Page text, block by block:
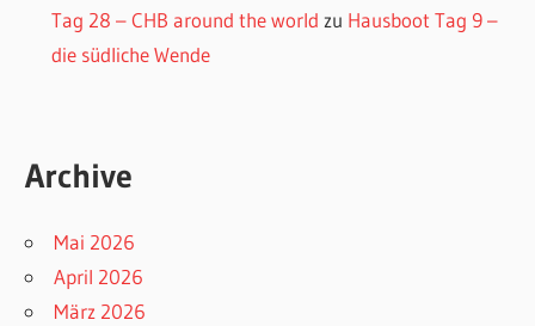
Tag 28 – CHB around the world zu Hausboot Tag 9 –
die südliche Wende
Archive
Mai 2026
April 2026
März 2026